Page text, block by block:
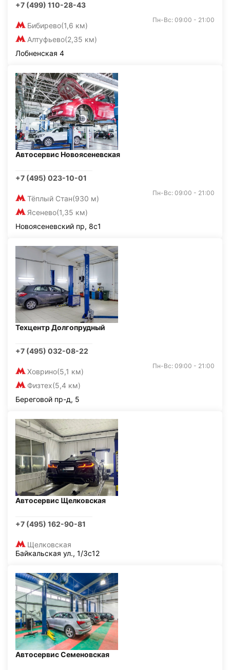
+7 (499) 110-28-43
Бибирево(1,6 км)
Алтуфьево(2,35 км)
Пн-Вс: 09:00 - 21:00
Лобненская 4
Автосервис Новоясеневская
+7 (495) 023-10-01
Тёплый Стан(930 м)
Ясенево(1,35 км)
Пн-Вс: 09:00 - 21:00
Новоясеневский пр, 8с1
Техцентр Долгопрудный
+7 (495) 032-08-22
Ховрино(5,1 км)
Физтех(5,4 км)
Пн-Вс: 09:00 - 21:00
Береговой пр-д, 5
Автосервис Щелковская
+7 (495) 162-90-81
Щелковская
Байкальская ул., 1/3с12
Автосервис Семеновская